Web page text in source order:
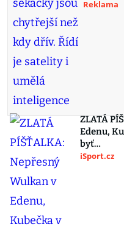
Reklama
ZLATÁ
Edenu,
byť…
iSport.cz